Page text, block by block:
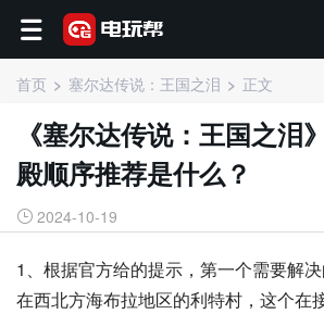
首页 塞尔达传说：王国之泪 正文
《塞尔达传说：王国之泪
殿顺序推荐是什么？
2024-10-19
1、根据官方给的提示，第一个需要解
在西北方海布拉地区的利特村，这个在